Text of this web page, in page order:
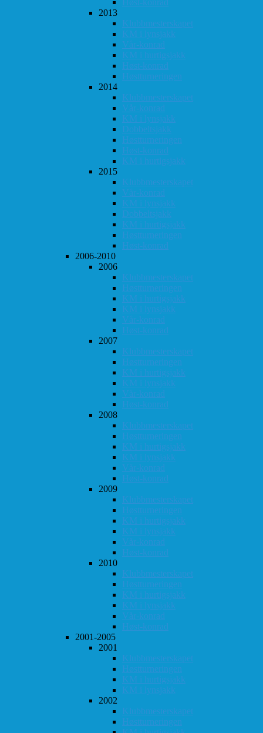
2013
Klubbmesterskapet
KM i lynsjakk
Vår-konrad
KM i hurtigsjakk
Høst-konrad
Høstturneringen
2014
Klubbmesterskapet
Vår-konrad
KM i lynsjakk
Dobbeltsjakk
Høstturneringen
Høst-konrad
KM i hurtigsjakk
2015
Klubbmesterskapet
Vår-konrad
KM i lynsjakk
Dobbeltsjakk
KM i hurtigsjakk
Høstturneringen
Høst-konrad
2006-2010
2006
Klubbmesterskapet
Høstturneringen
KM i hurtigsjakk
KM i lynsjakk
Vår-konrad
Høst-konrad
2007
Klubbmesterskapet
Høstturneringen
KM i hurtigsjakk
KM i lynsjakk
Vår-konrad
Høst-konrad
2008
Klubbmesterskapet
Høstturneringen
KM i hurtigsjakk
KM i lynsjakk
Vår-konrad
Høst-konrad
2009
Klubbmesterskapet
Høstturneringen
KM i hurtigsjakk
KM i lynsjakk
Vår-konrad
Høst-konrad
2010
Klubbmesterskapet
Høstturneringen
KM i hurtigsjakk
KM i lynsjakk
Vår-konrad
Høst-konrad
2001-2005
2001
Klubbmesterskapet
Høstturneringen
KM i hurtigsjakk
KM i lynsjakk
2002
Klubbmesterskapet
Høstturneringen